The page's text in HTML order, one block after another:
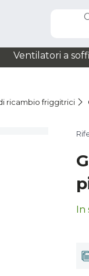
Ventilatori a
ricambio friggitrici
In